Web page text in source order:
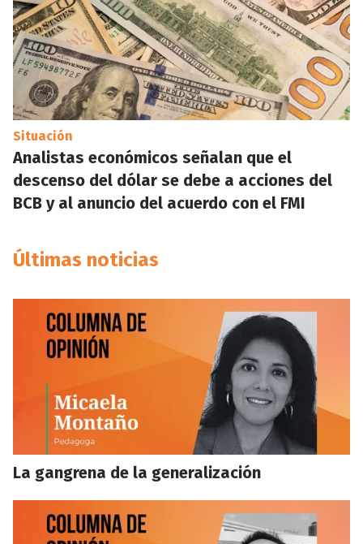
Situación
Analistas económicos señalan que el
descenso del dólar se debe a acciones del
BCB y al anuncio del acuerdo con el FMI
Últimas noticias
La gangrena de la generalización